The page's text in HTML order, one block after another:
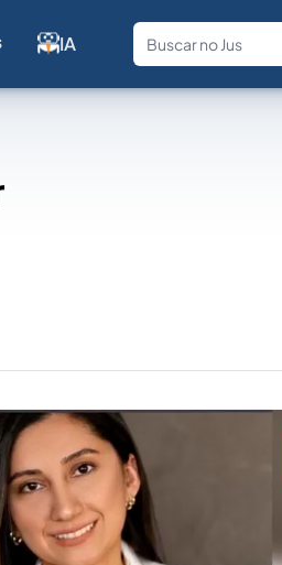
IA
Fale